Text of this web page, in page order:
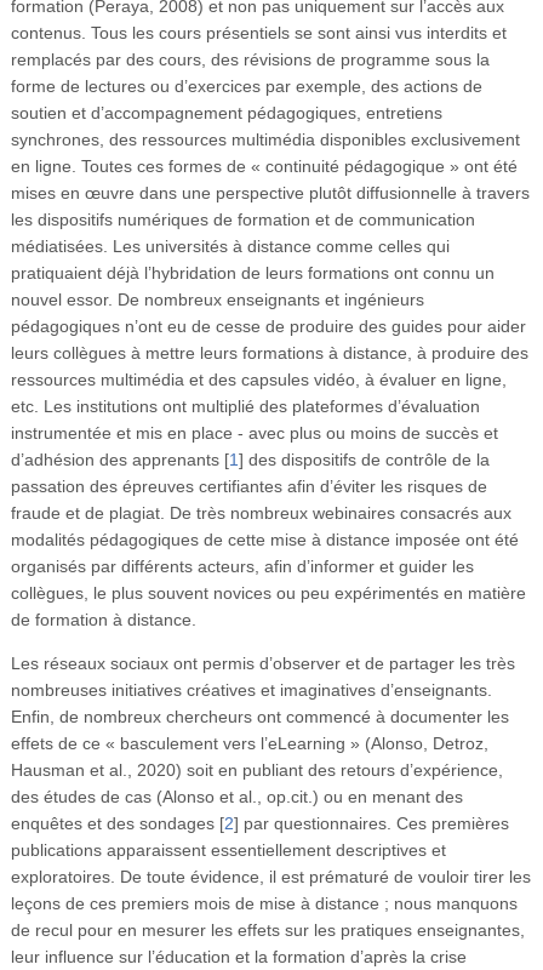
formation (Peraya, 2008) et non pas uniquement sur l’accès aux
contenus. Tous les cours présentiels se sont ainsi vus interdits et
remplacés par des cours, des révisions de programme sous la
forme de lectures ou d’exercices par exemple, des actions de
soutien et d’accompagnement pédagogiques, entretiens
synchrones, des ressources multimédia disponibles exclusivement
en ligne. Toutes ces formes de « continuité pédagogique » ont été
mises en œuvre dans une perspective plutôt diffusionnelle à travers
les dispositifs numériques de formation et de communication
médiatisées. Les universités à distance comme celles qui
pratiquaient déjà l’hybridation de leurs formations ont connu un
nouvel essor. De nombreux enseignants et ingénieurs
pédagogiques n’ont eu de cesse de produire des guides pour aider
leurs collègues à mettre leurs formations à distance, à produire des
ressources multimédia et des capsules vidéo, à évaluer en ligne,
etc. Les institutions ont multiplié des plateformes d’évaluation
instrumentée et mis en place - avec plus ou moins de succès et
d’adhésion des apprenants[1] des dispositifs de contrôle de la
passation des épreuves certifiantes afin d’éviter les risques de
fraude et de plagiat. De très nombreux webinaires consacrés aux
modalités pédagogiques de cette mise à distance imposée ont été
organisés par différents acteurs, afin d’informer et guider les
collègues, le plus souvent novices ou peu expérimentés en matière
de formation à distance.
Les réseaux sociaux ont permis d’observer et de partager les très
nombreuses initiatives créatives et imaginatives d’enseignants.
Enfin, de nombreux chercheurs ont commencé à documenter les
effets de ce « basculement vers l’eLearning » (Alonso, Detroz,
Hausman et al., 2020) soit en publiant des retours d’expérience,
des études de cas (Alonso et al., op.cit.) ou en menant des
enquêtes et des sondages[2] par questionnaires. Ces premières
publications apparaissent essentiellement descriptives et
exploratoires. De toute évidence, il est prématuré de vouloir tirer les
leçons de ces premiers mois de mise à distance ; nous manquons
de recul pour en mesurer les effets sur les pratiques enseignantes,
leur influence sur l’éducation et la formation d’après la crise